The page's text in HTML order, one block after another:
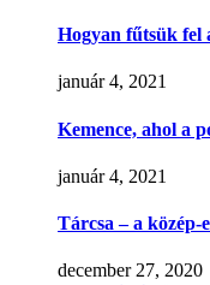
Hogyan fűtsük fel
január 4, 2021
Kemence, ahol a
január 4, 2021
Tárcsa – a
december 27, 2020